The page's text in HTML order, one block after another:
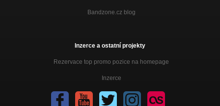
Bandzone.cz blog
Inzerce a ostatní projekty
Rezervace top promo pozice na homepage
Inzerce